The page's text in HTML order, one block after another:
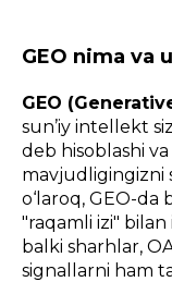
GEO nima va
GEO
sun’iy intellekt
deb hisoblashi
mavjudligingizni
o‘laroq, GEO-
"raqamli izi"
balki sharhlar,
signallarni ham